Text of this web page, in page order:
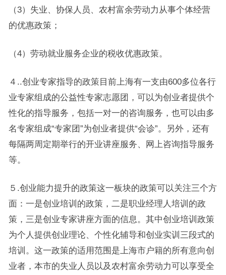
（3）失业、协保人员、农村富余劳动力从事个体经营
的优惠政策；
（4）劳动就业服务企业的税收优惠政策。
４..创业专家指导的政策目前上海有一支由600多位各行
业专家组成的公益性专家志愿团，可以为创业者提供个
性化的指导服务，包括一对一的咨询服务，也可以由多
名专家组成“专家团”为创业者提供“会诊”。另外，还有
每隔两周定期举行的开业讲座服务、网上咨询指导服务
等。
５.创业能力提升的政策这一板块的政策可以关注三个方
面：一是创业培训的政策，二是职业经理人培训的政
策，三是创业专家讲座方面的信息。其中创业培训政策
为个人提供创业理论、个性化辅导和创业实训三段式的
培训。这一政策的适用范围是上海市户籍的所有意向创
业者，本市的失业人员以及农村富余劳动力可以享受全